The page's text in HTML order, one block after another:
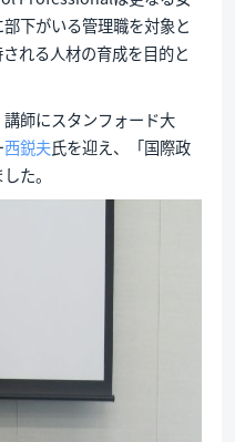
下がいる管理職を対象と
れる人材の育成を目的と
師にスタンフォード大
西鋭夫氏を迎え、「国際政
た。